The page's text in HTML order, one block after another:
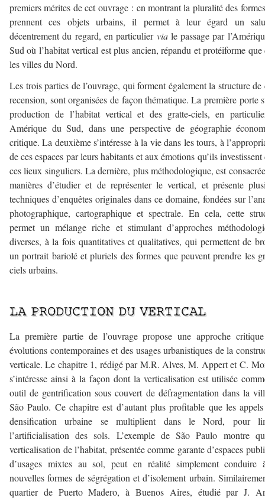
premiers mérites de cet ouvrage : en montrant la pluralité des
prennent ces objets urbains, il permet à leur égard un
décentrement du regard, en particulier via le passage par
Sud où l’habitat vertical est plus ancien, répandu et protéiforme que
les villes du Nord.
Les trois parties de l’ouvrage, qui forment également la structure de
recension, sont organisées de façon thématique. La première porte
production de l’habitat vertical et des gratte-ciels, en
Amérique du Sud, dans une perspective de géographie
critique. La deuxième s’intéresse à la vie dans les tours, à
de ces espaces par leurs habitants et aux émotions qu’ils investissent
ces lieux singuliers. La dernière, plus méthodologique, est
manières d’étudier et de représenter le vertical, et présente
techniques d’enquêtes originales dans ce domaine, fondées sur
photographique, cartographique et spectrale. En cela, cette
permet un mélange riche et stimulant d’approches
diverses, à la fois quantitatives et qualitatives, qui permettent de
un portrait bariolé et pluriels des formes que peuvent prendre les
ciels urbains.
LA PRODUCTION DU VERTICAL
La première partie de l’ouvrage propose une approche
évolutions contemporaines et des usages urbanistiques de la
verticale. Le chapitre 1, rédigé par M.R. Alves, M. Appert et C.
s’intéresse ainsi à la façon dont la verticalisation est utilisée
outil de gentrification sous couvert de défragmentation dans la
São Paulo. Ce chapitre est d’autant plus profitable que les
densification urbaine se multiplient dans le Nord, pour
l’artificialisation des sols. L’exemple de São Paulo montre
verticalisation de l’habitat, présentée comme garante d’espaces
d’usages mixtes au sol, peut en réalité simplement conduire
nouvelles formes de ségrégation et d’isolement urbain.
quartier de Puerto Madero, à Buenos Aires, étudié par J.